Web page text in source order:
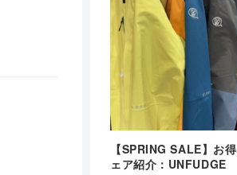
【SPRING SALE】お
ェア紹介：UNFUDGE